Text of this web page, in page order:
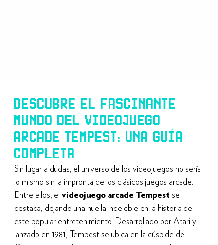
DESCUBRE EL FASCINANTE
MUNDO DEL VIDEOJUEGO
ARCADE TEMPEST: UNA GUÍA
COMPLETA
Sin lugar a dudas, el universo de los videojuegos no sería
lo mismo sin la impronta de los clásicos juegos arcade.
Entre ellos, elvideojuego arcade Tempest se
destaca, dejando una huella indeleble en la historia de
este popular entretenimiento. Desarrollado por Atari y
lanzado en 1981, Tempest se ubica en la cúspide del